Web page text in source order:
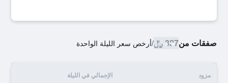
صفقات من327 ﷼ /أرخص سعر الليلة الواحدة
مزود الإجمالي في الليلة